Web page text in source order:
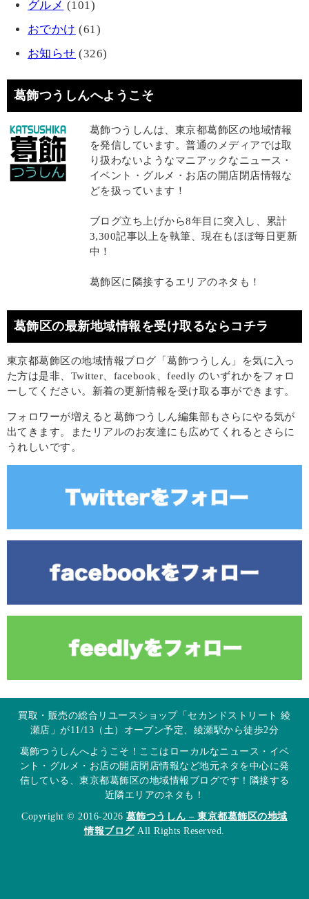
グルメ (101)
おでかけ (61)
お知らせ (326)
葛飾つうしんへようこそ
葛飾つうしんは、東京都葛飾区の地域情報
を発信しています。普通のメディアでは取
り扱わないようなマニアックなニュース・
イベント・グルメ・お店の開店閉店情報な
どを扱っています！
ブログ立ち上げから8年目に突入し、累計
3,300記事以上を執筆、現在もほぼ毎日更新
中！
葛飾区に隣接するエリアのネタも！
葛飾区の最新地域情報を受け取るならコチラ
東京都葛飾区の地域情報ブログ「葛飾つうしん」を気に入っ
た方は是非、Twitter、facebook、feedly のいずれかをフォロ
ーしてください。新着の更新情報を受け取る事ができます。
フォロワーが増えると葛飾つうしん編集部もさらにやる気が
出てきます。またリアルのお友達にも広めてくれるとさらに
うれしいです。
買取・販売の総合リユースショップ「セカンドストリート 綾
瀬店」が11/13（土）オープン予定、綾瀬駅から徒歩2分
葛飾つうしんへようこそ！ここはローカルなニュース・イベ
ント・グルメ・お店の開店閉店情報など地元ネタを中心に発
信している、東京都葛飾区の地域情報ブログです！隣接する
近隣エリアのネタも！
Copyright © 2016-2026 葛飾つうしん – 東京都葛飾区の地域
情報ブログAll Rights Reserved.